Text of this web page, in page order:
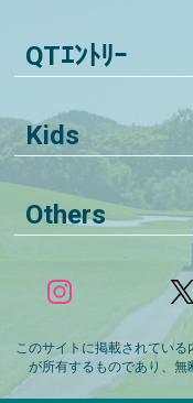
QTｴﾝﾄﾘｰ
Kids
Others
このサイトに掲載されてい
が所有するものであり、無